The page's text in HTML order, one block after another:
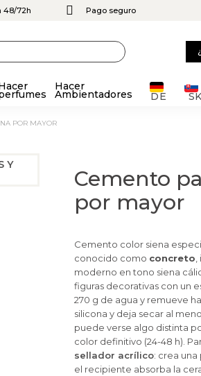
48/72h Pago seguro
Hacer
Ambientadores DE SK
POR MAYOR
Cemento
por mayor
Cemento color siena
conocido como concreto
moderno en tono siena
figuras decorativas con un
270 g de agua y remueve
silicona y deja secar al
puede verse algo distinta
color definitivo (24-48 h).
sellador acrílico: crea
el recipiente absorba la